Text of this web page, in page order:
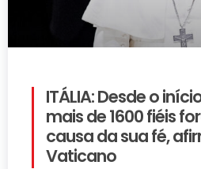
ITÁLIA: Desde o
mais de 1600 fiéis
causa da sua fé,
Vaticano